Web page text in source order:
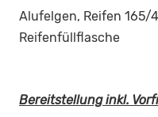
Alufelgen, Reifen 165/
Reifenfüllflasche
Bereitstellung inkl.